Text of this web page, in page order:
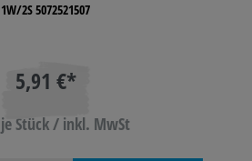
1W/2S 5072521507
5,91 €*
je Stück / inkl. MwSt